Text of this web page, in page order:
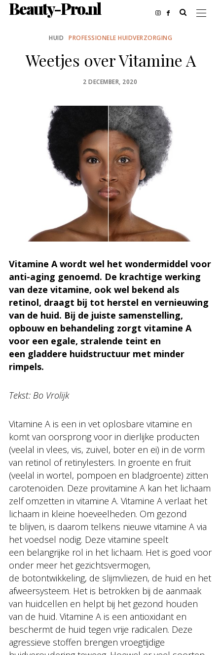
Beauty-Pro.nl
HUID PROFESSIONELE HUIDVERZORGING
Weetjes over Vitamine A
POSTED
2 DECEMBER, 2020
Vitamine A wordt wel het wondermiddel voor
anti-aging genoemd. De krachtige werking
van deze vitamine, ook wel bekend als
retinol, draagt bij tot herstel en vernieuwing
van de huid. Bij de juiste samenstelling,
opbouw en behandeling zorgt vitamine A
voor een egale, stralende teint en
een gladdere huidstructuur met minder
rimpels.
Tekst: Bo Vrolijk
Vitamine A is een in vet oplosbare vitamine en
komt van oorsprong voor in dierlijke producten
(veelal in vlees, vis, zuivel, boter en ei) in de vorm
van retinol of retinylesters. In groente en fruit
(veelal in wortel, pompoen en bladgroente) zitten
carotenoïden. Deze provitamine A kan het lichaam
zelf omzetten in vitamine A. Vitamine A verlaat het
lichaam in kleine hoeveelheden. Om gezond
te blijven, is daarom telkens nieuwe vitamine A via
het voedsel nodig. Deze vitamine speelt
een belangrijke rol in het lichaam. Het is goed voor
onder meer het gezichtsvermogen,
de botontwikkeling, de slijmvliezen, de huid en het
afweersysteem. Het is betrokken bij de aanmaak
van huidcellen en helpt bij het gezond houden
van de huid. Vitamine A is een antioxidant en
beschermt de huid tegen vrije radicalen. Deze
agressieve stoffen brengen vroegtijdige